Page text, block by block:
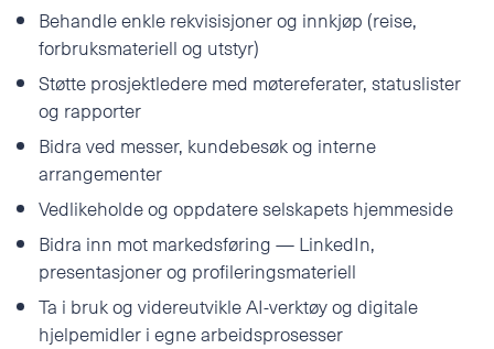
Jeg godtar
Behandle enkle rekvisisjoner og innkjøp (reise,
forbruksmateriell og utstyr)
Støtte prosjektledere med møtereferater, statuslister
og rapporter
Bidra ved messer, kundebesøk og interne
arrangementer
Vedlikeholde og oppdatere selskapets hjemmeside
Bidra inn mot markedsføring — LinkedIn,
presentasjoner og profileringsmateriell
Ta i bruk og videreutvikle AI-verktøy og digitale
hjelpemidler i egne arbeidsprosesser